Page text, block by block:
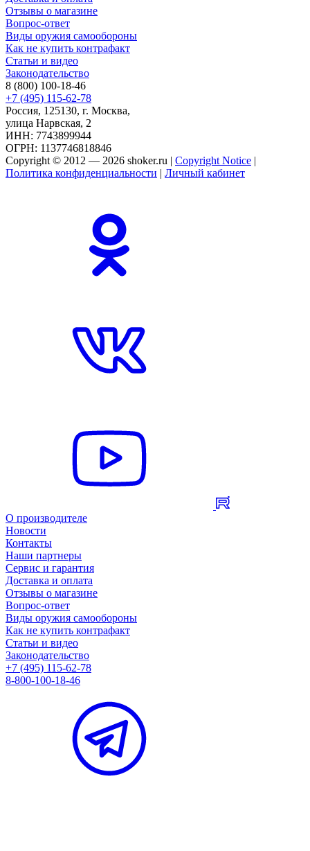
Отзывы о магазине
Вопрос-ответ
Виды оружия самообороны
Как не купить контрафакт
Статьи и видео
Законодательство
8 (800) 100-18-46
+7 (495) 115-62-78
Россия, 125130, г. Москва,
улица Нарвская, 2
ИНН: 7743899944
ОГРН: 1137746818846
Copyright © 2012 — 2026 shoker.ru | Copyright Notice |
Политика конфиденциальности | Личный кабинет
О производителе
Новости
Контакты
Наши партнеры
Сервис и гарантия
Доставка и оплата
Отзывы о магазине
Вопрос-ответ
Виды оружия самообороны
Как не купить контрафакт
Статьи и видео
Законодательство
+7 (495) 115-62-78
8-800-100-18-46